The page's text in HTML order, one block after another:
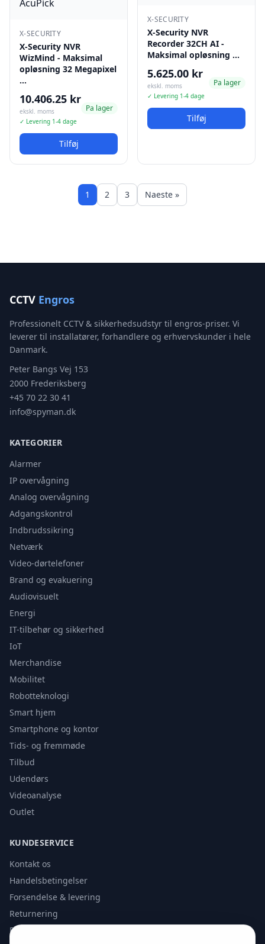
X-SECURITY
X-Security NVR
WizMind - Maksimal
opløsning 32 Megapixel
…
10.406.25 kr
ekskl. moms
✓ Levering 1-4 dage
Pa lager
Tilføj
X-SECURITY
X-Security NVR
Recorder 32CH AI -
Maksimal opløsning …
5.625.00 kr
ekskl. moms
✓ Levering 1-4 dage
Pa lager
Tilføj
1 2 3 Naeste »
CCTV Engros
Professionelt CCTV & sikkerhedsudstyr til engros-priser. Vi
leverer til installatører, forhandlere og erhvervskunder i hele
Danmark.
Peter Bangs Vej 153
2000 Frederiksberg
+45 70 22 30 41
info@spyman.dk
KATEGORIER
Alarmer
IP overvågning
Analog overvågning
Adgangskontrol
Indbrudssikring
Netværk
Video-dørtelefoner
Brand og evakuering
Audiovisuelt
Energi
IT-tilbehør og sikkerhed
IoT
Merchandise
Mobilitet
Robotteknologi
Smart hjem
Smartphone og kontor
Tids- og fremmøde
Tilbud
Udendørs
Videoanalyse
Outlet
KUNDESERVICE
Kontakt os
Handelsbetingelser
Forsendelse & levering
Returnering
Privatlivspolitik